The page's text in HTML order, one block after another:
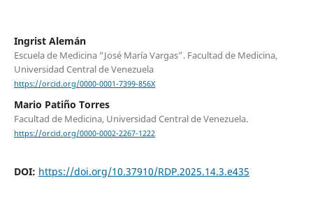
Ingrist Alemán
Escuela de Medicina “José María Vargas”. Facultad de Medicina,
Universidad Central de Venezuela
https://orcid.org/0000-0001-7399-856X
Mario Patiño Torres
Facultad de Medicina, Universidad Central de Venezuela.
https://orcid.org/0000-0002-2267-1222
DOI: https://doi.org/10.37910/RDP.2025.14.3.e435